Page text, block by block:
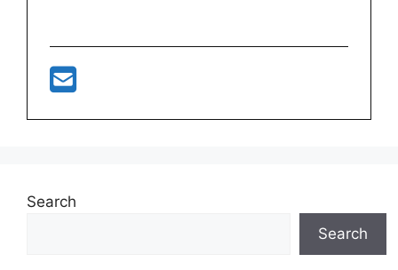
Search
Search